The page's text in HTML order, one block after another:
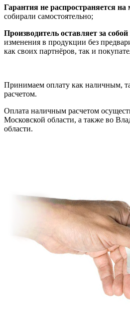
Гарантия не распространяется на
собирали самостоятельно;
Производитель оставляет за
изменения в продукции без
как своих партнёров, так и
Принимаем оплату как наличным,
расчетом.
Оплата наличным расчетом
Московской области, а также во
области.